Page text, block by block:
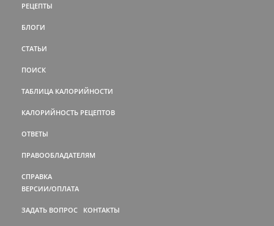
РЕЦЕПТЫ
БЛОГИ
СТАТЬИ
ПОИСК
ТАБЛИЦА КАЛОРИЙНОСТИ
КАЛОРИЙНОСТЬ РЕЦЕПТОВ
ОТВЕТЫ
ПРАВООБЛАДАТЕЛЯМ
СПРАВКА
ВЕРСИИ/ОПЛАТА
ЗАДАТЬ ВОПРОС КОНТАКТЫ